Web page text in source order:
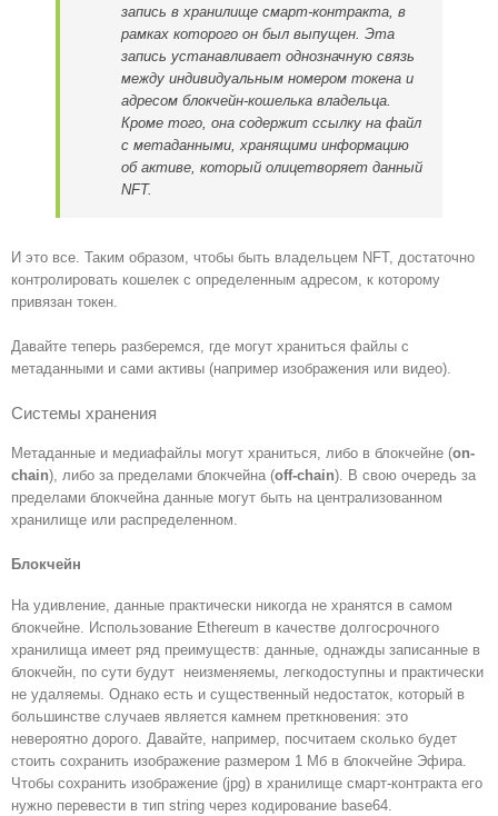
запись в хранилище смарт-контракта, в
рамках которого он был выпущен. Эта
запись устанавливает однозначную связь
между индивидуальным номером токена и
адресом блокчейн-кошелька владельца.
Кроме того, она содержит ссылку на файл
с метаданными, хранящими информацию
об активе, который олицетворяет данный
NFT.
И это все. Таким образом, чтобы быть владельцем NFT, достаточно
контролировать кошелек с определенным адресом, к которому
привязан токен.
Давайте теперь разберемся, где могут храниться файлы с
метаданными и сами активы (например изображения или видео).
Системы хранения
Метаданные и медиафайлы могут храниться, либо в блокчейне (on-
chain), либо за пределами блокчейна (off-chain). В свою очередь за
пределами блокчейна данные могут быть на централизованном
хранилище или распределенном.
Блокчейн
На удивление, данные практически никогда не хранятся в самом
блокчейне. Использование Ethereum в качестве долгосрочного
хранилища имеет ряд преимуществ: данные, однажды записанные в
блокчейн, по сути будут неизменяемы, легкодоступны и практически
не удаляемы. Однако есть и существенный недостаток, который в
большинстве случаев является камнем преткновения: это
невероятно дорого. Давайте, например, посчитаем сколько будет
стоить сохранить изображение размером 1 Мб в блокчейне Эфира.
Чтобы сохранить изображение (jpg) в хранилище смарт-контракта его
нужно перевести в тип string через кодирование base64.